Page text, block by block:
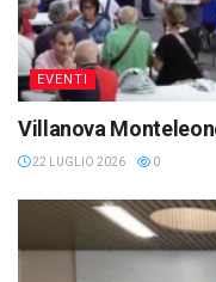
EVENTI
Villanova
22 LUGLIO 2026 0